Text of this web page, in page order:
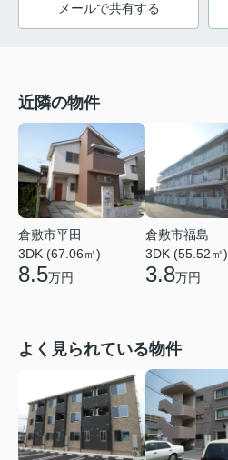
メールで共有する
近隣の物件
倉敷市平田
3DK (67.06㎡)
8.5万円
倉敷市福島
3DK (55.52㎡)
3.8万円
よく見られている物件